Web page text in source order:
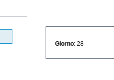
Giorno : 28